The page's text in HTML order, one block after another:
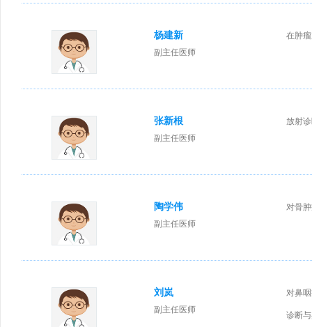
杨建新
副主任医师
在肿
张新根
副主任医师
放射
陶学伟
副主任医师
对骨
刘岚
副主任医师
对鼻
诊断